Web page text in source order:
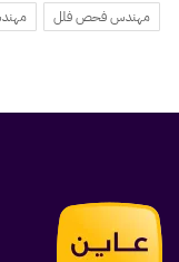
مهندس فحص فلل